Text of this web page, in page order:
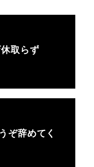
取らず
ぞ辞めてく